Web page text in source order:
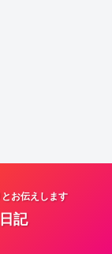
お伝えします
記